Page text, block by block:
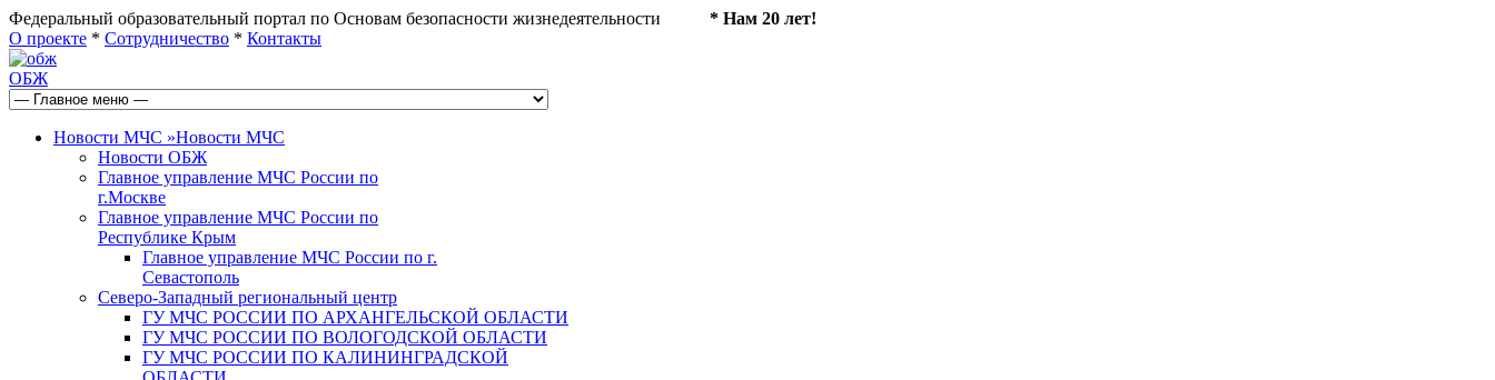
Федеральный образовательный портал по Основам безопасности жизнедеятельности * Нам 20 лет!
О проекте * Сотрудничество * Контакты
ОБЖ
Новости МЧС »Новости МЧС
Новости ОБЖ
Главное управление МЧС России по
г.Москве
Главное управление МЧС России по
Республике Крым
Главное управление МЧС России по г.
Севастополь
Северо-Западный региональный центр
ГУ МЧС РОССИИ ПО АРХАНГЕЛЬСКОЙ ОБЛАСТИ
ГУ МЧС РОССИИ ПО ВОЛОГОДСКОЙ ОБЛАСТИ
ГУ МЧС РОССИИ ПО КАЛИНИНГРАДСКОЙ